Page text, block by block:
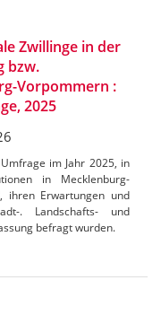
Zwillinge in der
bzw.
Vorpommern :
2025
im Jahr 2025, in
in Mecklenburg-
ihren Erwartungen und
. Landschafts- und
befragt wurden.